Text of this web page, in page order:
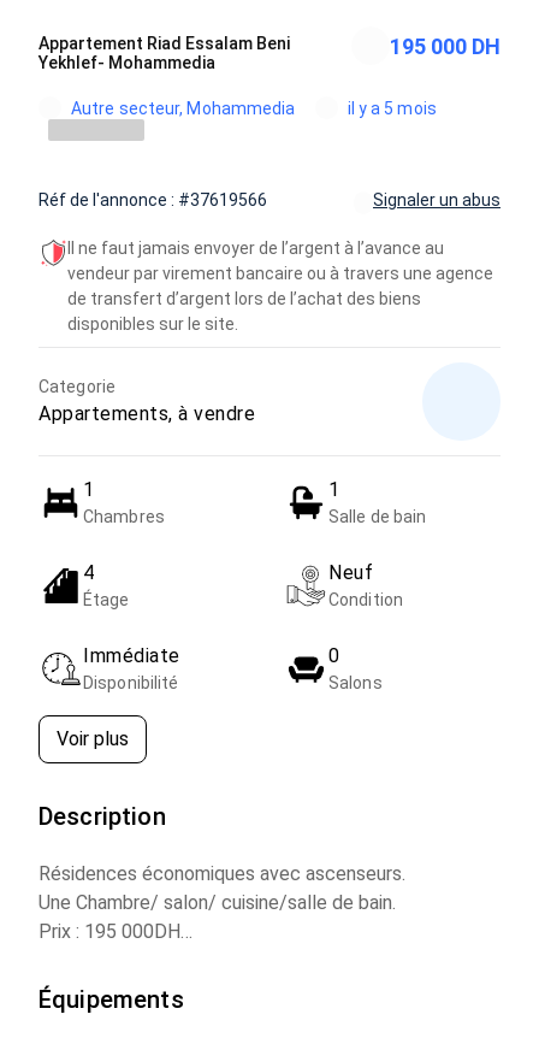
Appartement Riad Essalam Beni
Yekhlef- Mohammedia
195 000 DH
Autre secteur, Mohammedia il y a 5 mois
Réf de l'annonce : #37619566 Signaler un abus
Il ne faut jamais envoyer de l’argent à l’avance au
vendeur par virement bancaire ou à travers une agence
de transfert d’argent lors de l’achat des biens
disponibles sur le site.
Categorie
Appartements, à vendre
1
Chambres
1
Salle de bain
4
Étage
Neuf
Condition
Immédiate
Disponibilité
0
Salons
Voir plus
Description
Résidences économiques avec ascenseurs.
Une Chambre/ salon/ cuisine/salle de bain.
Prix : 195 000DH
Équipements